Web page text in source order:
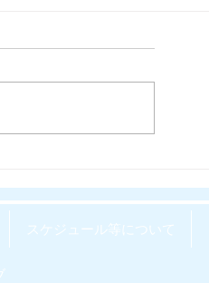
た。
スケジュール等について